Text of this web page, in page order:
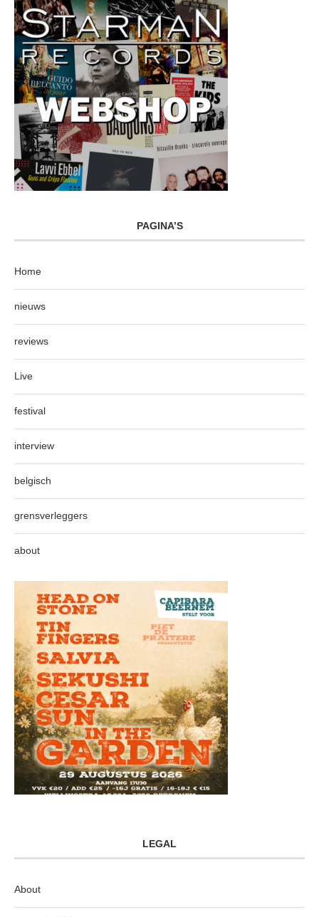
PAGINA’S
Home
nieuws
reviews
Live
festival
interview
belgisch
grensverleggers
about
LEGAL
About